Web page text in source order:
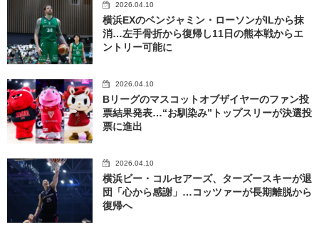
2026.04.10
横浜EXのベンジャミン・ローソンがILから抹
消…左手骨折から復帰し11日の熊本戦からエ
ントリー可能に
2026.04.10
Bリーグのマスコットオブザイヤーのファン投
票結果発表…“お馴染み”トップスリーが決選投
票に進出
2026.04.10
横浜ビー・コルセアーズ、ターズースキーが退
団「心から感謝」…コッツァーが長期離脱から
復帰へ